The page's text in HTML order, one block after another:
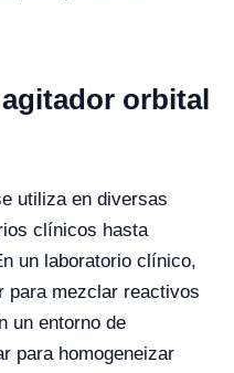
orbital
utiliza en diversas
clínicos hasta
un laboratorio clínico,
para mezclar reactivos
un entorno de
para homogeneizar